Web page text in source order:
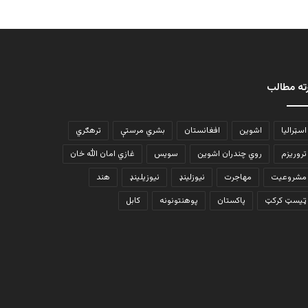
مطالب
اسټرالیا اشوین افغانستان بشري مرستې
ترهګري
تروریزم
روي چندران اشوین سویس
غازي امان الله خان
مشروعیت
مهاجرت نیوزلینډ نیوزیلینډ
هند
ټیسټ کرکټ
پاکستان پوهنتونونه کابل